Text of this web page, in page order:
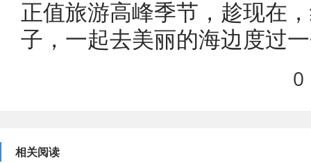
正值旅游高峰季节，趁现在
子，一起去美丽的海边度过
0
相关阅读